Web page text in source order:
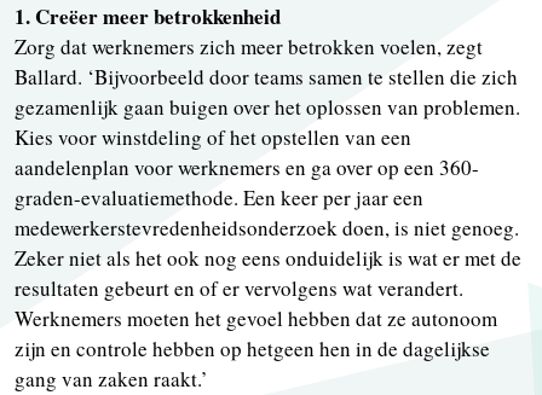
1. Creëer meer betrokkenheid
Zorg dat werknemers zich meer betrokken voelen, zegt
Ballard. ‘Bijvoorbeeld door teams samen te stellen die zich
gezamenlijk gaan buigen over het oplossen van problemen.
Kies voor winstdeling of het opstellen van een
aandelenplan voor werknemers en ga over op een 360-
graden-evaluatiemethode. Een keer per jaar een
medewerkerstevredenheidsonderzoek doen, is niet genoeg.
Zeker niet als het ook nog eens onduidelijk is wat er met de
resultaten gebeurt en of er vervolgens wat verandert.
Werknemers moeten het gevoel hebben dat ze autonoom
zijn en controle hebben op hetgeen hen in de dagelijkse
gang van zaken raakt.’